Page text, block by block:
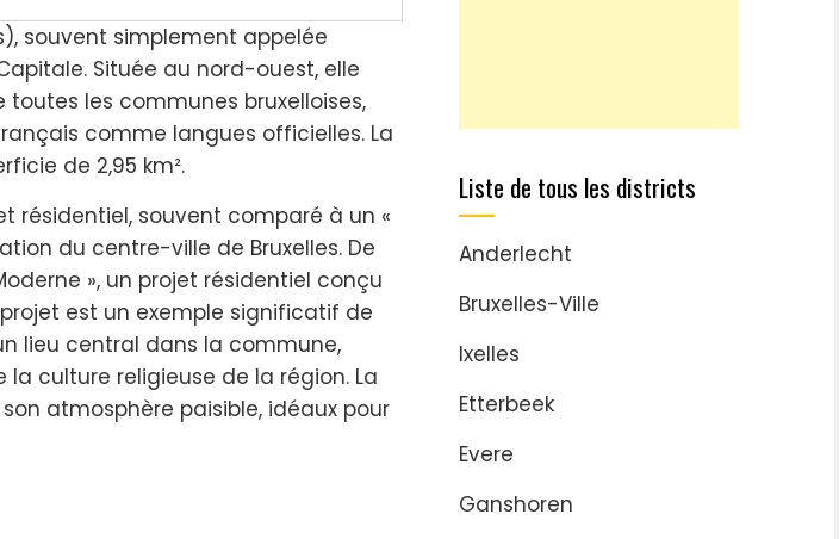
souvent simplement appelée
Située au nord-ouest, elle
les communes bruxelloises,
comme langues officielles. La
de 2,95 km².
résidentiel, souvent comparé à un «
du centre-ville de Bruxelles. De
», un projet résidentiel conçu
est un exemple significatif de
lieu central dans la commune,
culture religieuse de la région. La
atmosphère paisible, idéaux pour
Liste de tous les districts
Anderlecht
Bruxelles-Ville
Ixelles
Etterbeek
Evere
Ganshoren